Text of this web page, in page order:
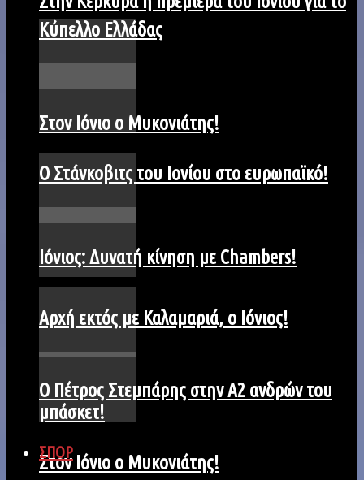
Κύπελλο Ελλάδας
O Στάνκοβιτς του Ιονίου στο ευρωπαϊκό!
Αρχή εκτός με Καλαμαριά, ο Ιόνιος!
Στον Ιόνιο ο Μυκονιάτης!
Στον Ιόνιο ο Μυκονιάτης!
Ιόνιος: Δυνατή κίνηση με Chambers!
Ο Πέτρος Στεμπάρης στην Α2 ανδρών του
μπάσκετ!
ΣΠΟΡ